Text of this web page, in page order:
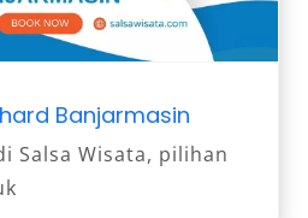
Banjarmasin
Salsa Wisata, pilihan